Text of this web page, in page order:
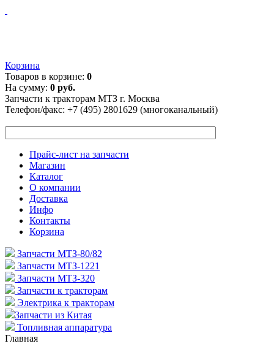
Корзина
Товаров в корзине: 0
На сумму: 0 руб.
Запчасти к тракторам МТЗ г. Москва
Телефон/факс: +7 (495) 2801629 (многоканальный)
Прайс-лист на запчасти
Магазин
Каталог
О компании
Доставка
Инфо
Контакты
Корзина
Запчасти МТЗ-80/82
Запчасти МТЗ-1221
Запчасти МТЗ-320
Запчасти к тракторам
Электрика к тракторам
Запчасти из Китая
Топливная аппаратура
Главная